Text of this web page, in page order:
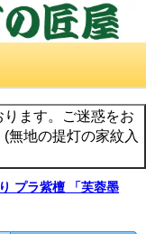
ます。ご迷惑をお
無地の提灯の家紋入
プラ紫檀 「芙蓉墨